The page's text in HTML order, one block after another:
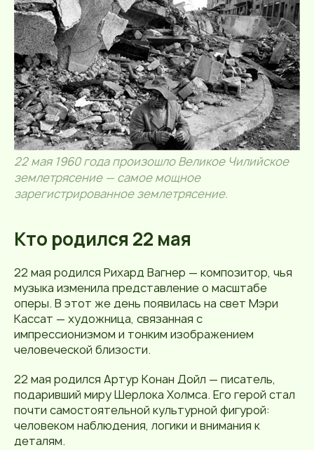
22 мая 1960 года произошло Великое Чилийское
землетрясение — самое мощное
зарегистрированное землетрясение.
Кто родился 22 мая
22 мая родился Рихард Вагнер — композитор, чья
музыка изменила представление о масштабе
оперы. В этот же день появилась на свет Мэри
Кассат — художница, связанная с
импрессионизмом и тонким изображением
человеческой близости.
22 мая родился Артур Конан Дойл — писатель,
подаривший миру Шерлока Холмса. Его герой стал
почти самостоятельной культурной фигурой:
человеком наблюдения, логики и внимания к
деталям.